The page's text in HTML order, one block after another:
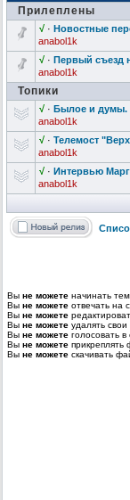
Прилеплены
√ · Новостные
anabol1k
√ · Первый съезд
anabol1k
Топики
√ · Былое и думы.
anabol1k
√ · Телемост
anabol1k
√ · Интервью
anabol1k
Вы не можете начинать
Вы не можете отвечать на
Вы не можете
Вы не можете удалять
Вы не можете голосовать в
Вы не можете
Вы не можете скачивать